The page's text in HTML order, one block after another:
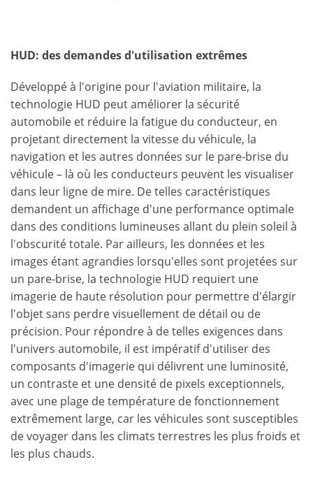
HUD: des demandes d'utilisation extrêmes
Développé à l'origine pour l'aviation militaire, la
technologie HUD peut améliorer la sécurité
automobile et réduire la fatigue du conducteur, en
projetant directement la vitesse du véhicule, la
navigation et les autres données sur le pare-brise du
véhicule – là où les conducteurs peuvent les visualiser
dans leur ligne de mire. De telles caractéristiques
demandent un affichage d'une performance optimale
dans des conditions lumineuses allant du plein soleil à
l'obscurité totale. Par ailleurs, les données et les
images étant agrandies lorsqu'elles sont projetées sur
un pare-brise, la technologie HUD requiert une
imagerie de haute résolution pour permettre d'élargir
l'objet sans perdre visuellement de détail ou de
précision. Pour répondre à de telles exigences dans
l'univers automobile, il est impératif d'utiliser des
composants d'imagerie qui délivrent une luminosité,
un contraste et une densité de pixels exceptionnels,
avec une plage de température de fonctionnement
extrêmement large, car les véhicules sont susceptibles
de voyager dans les climats terrestres les plus froids et
les plus chauds.